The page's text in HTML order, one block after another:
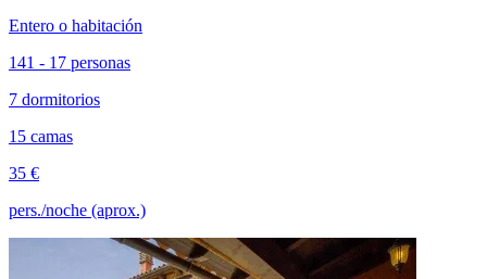
Entero o habitación
141 - 17 personas
7 dormitorios
15 camas
35 €
pers./noche (aprox.)